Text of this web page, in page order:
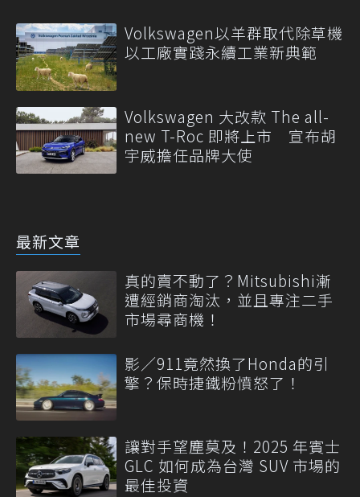
Volkswagen以羊群取代除草機
以工廠實踐永續工業新典範
Volkswagen 大改款 The all-
new T-Roc 即將上市 宣布胡
宇威擔任品牌大使
最新文章
真的賣不動了？Mitsubishi漸
遭經銷商淘汰，並且專注二手
市場尋商機！
影／911竟然換了Honda的引
擎？保時捷鐵粉憤怒了！
讓對手望塵莫及！2025 年賓士
GLC 如何成為台灣 SUV 市場的
最佳投資